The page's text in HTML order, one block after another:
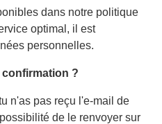
dans notre politique
optimal, il est
personnelles.
confirmation ?
n'as pas reçu l'e-mail de
de le renvoyer sur